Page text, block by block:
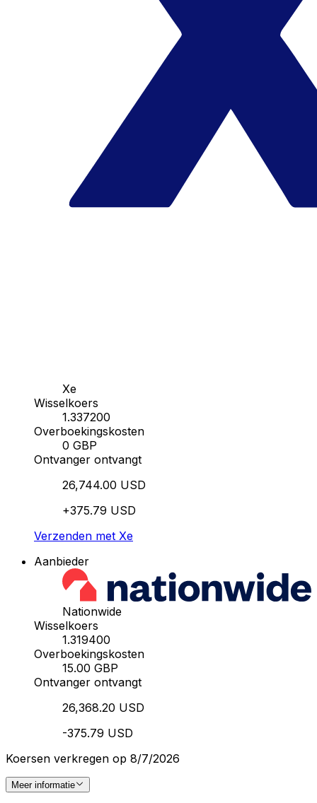
Xe
Wisselkoers
1.337200
Overboekingskosten
0 GBP
Ontvanger ontvangt
26,744.00 USD
+375.79 USD
Verzenden met Xe
Aanbieder
Nationwide
Wisselkoers
1.319400
Overboekingskosten
15.00 GBP
Ontvanger ontvangt
26,368.20 USD
-375.79 USD
Koersen verkregen op 8/7/2026
Meer informatie